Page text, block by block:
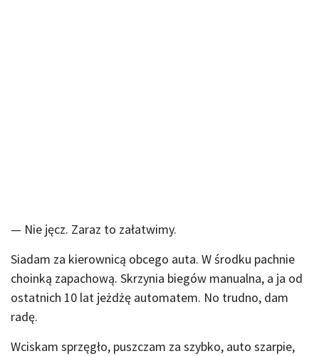
— Nie jęcz. Zaraz to załatwimy.
Siadam za kierownicą obcego auta. W środku pachnie
choinką zapachową. Skrzynia biegów manualna, a ja od
ostatnich 10 lat jeżdżę automatem. No trudno, dam
radę.
Wciskam sprzęgło, puszczam za szybko, auto szarpie,